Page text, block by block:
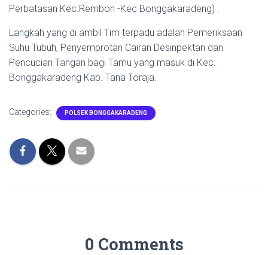
Perbatasan Kec.Rembon -Kec Bonggakaradeng) .
Langkah yang di ambil Tim terpadu adalah Pemeriksaan
Suhu Tubuh, Penyemprotan Cairan Desinpektan dan
Pencucian Tangan bagi Tamu yang masuk di Kec.
Bonggakaradeng Kab. Tana Toraja.
Categories: POLSEK BONGGAKARADENG
0 Comments